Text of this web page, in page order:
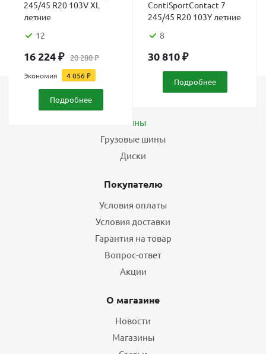
245/45 R20 103V XL
летние
12
16 224₽ 20 280₽
Экономия 4 056₽
Подробнее
ContiSportContact 7
245/45 R20 103Y летние
8
30 810₽
Подробнее
Шины
Грузовые шины
Диски
Покупателю
Условия оплаты
Условия доставки
Гарантия на товар
Вопрос-ответ
Акции
О магазине
Новости
Магазины